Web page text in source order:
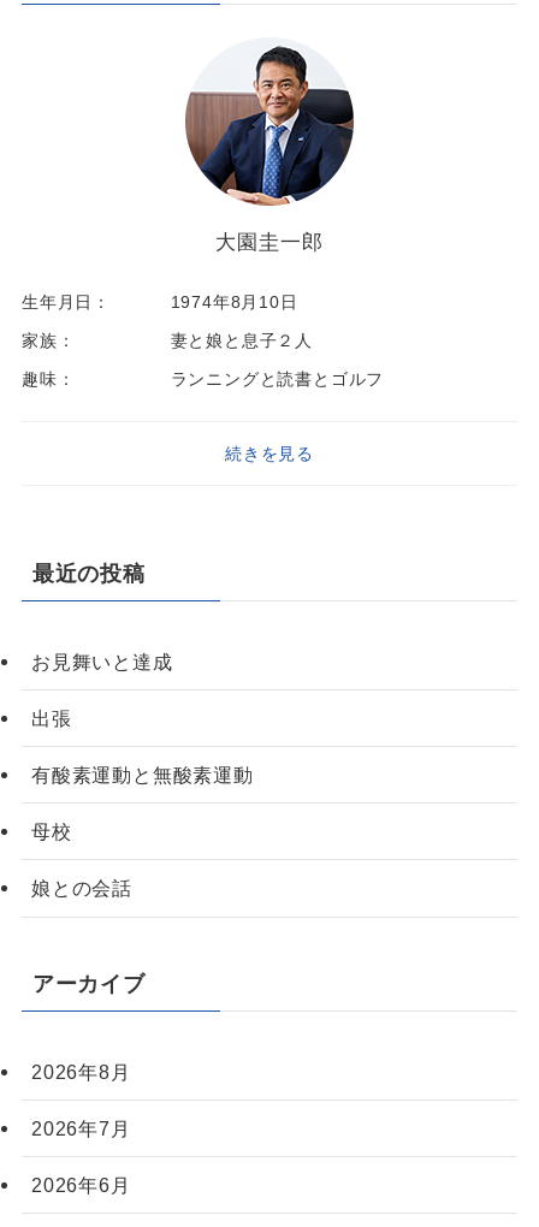
大園圭一郎
生年月日：
1974年8月10日
家族：
妻と娘と息子２人
趣味：
ランニングと読書とゴルフ
続きを見る
最近の投稿
お見舞いと達成
出張
有酸素運動と無酸素運動
母校
娘との会話
アーカイブ
2026年8月
2026年7月
2026年6月